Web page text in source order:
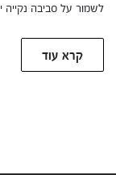
לשמור על סביבה נקייה
קרא עוד